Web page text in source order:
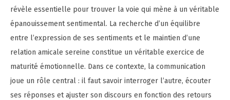
révèle essentielle pour trouver la voie qui mène à un véritable
épanouissement sentimental. La recherche d’un équilibre
entre l’expression de ses sentiments et le maintien d’une
relation amicale sereine constitue un véritable exercice de
maturité émotionnelle. Dans ce contexte, la communication
joue un rôle central : il faut savoir interroger l’autre, écouter
ses réponses et ajuster son discours en fonction des retours